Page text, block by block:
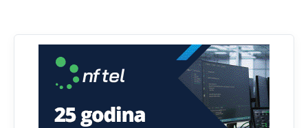
koristi internet, niti ima pristup računarima
Анонимно2818605 јуче
Uvođenje pravila da se umjesto dosadašnjeg znaka "X"
(krstića) kružić ispred kandidata mora u potpunosti
obojiti (popuniti) uvedeno je isključivo zbog tehničkih
zahtjeva optičkih skenera.